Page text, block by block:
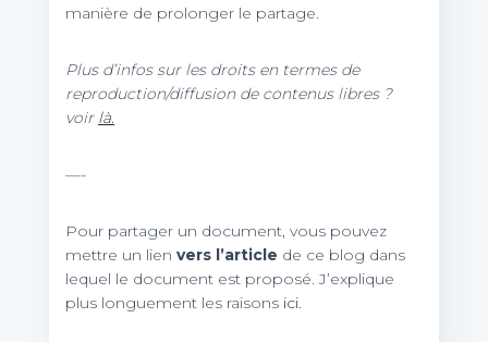
manière de prolonger le partage.
Plus d’infos sur les droits en termes de
reproduction/diffusion de contenus libres ?
voir là.
—-
Pour partager un document, vous pouvez
mettre un lien vers l’article de ce blog dans
lequel le document est proposé. J’explique
plus longuement les raisons ici.